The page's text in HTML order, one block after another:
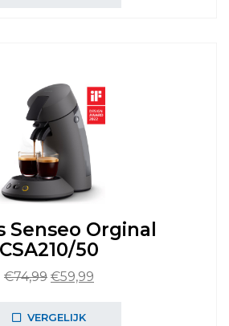
Senseo Orginal
CSA210/50
€74,99 Oorspronkelijke
was:
€59,99
VERGELIJK